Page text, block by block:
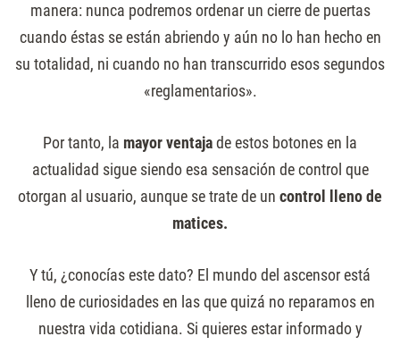
manera: nunca podremos ordenar un cierre de puertas
cuando éstas se están abriendo y aún no lo han hecho en
su totalidad, ni cuando no han transcurrido esos segundos
«reglamentarios».
Por tanto, la mayor ventajade estos botones en la
actualidad sigue siendo esa sensación de control que
otorgan al usuario, aunque se trate de un control lleno de
matices.
Y tú, ¿conocías este dato? El mundo del ascensor está
lleno de curiosidades en las que quizá no reparamos en
nuestra vida cotidiana. Si quieres estar informado y